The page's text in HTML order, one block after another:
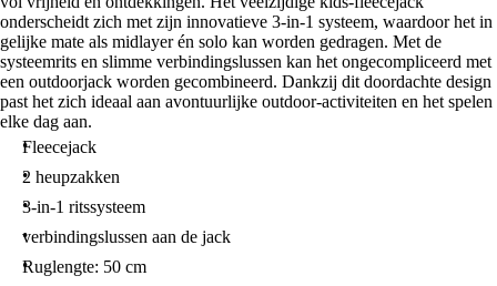
onderscheidt zich met zijn innovatieve 3-in-1 systeem, waardoor het in
gelijke mate als midlayer én solo kan worden gedragen. Met de
systeemrits en slimme verbindingslussen kan het ongecompliceerd met
een outdoorjack worden gecombineerd. Dankzij dit doordachte design
past het zich ideaal aan avontuurlijke outdoor-activiteiten en het spelen
elke dag aan.
Fleecejack
2 heupzakken
3-in-1 ritssysteem
verbindingslussen aan de jack
Ruglengte: 50 cm